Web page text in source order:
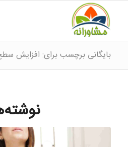
بایگانی برچسب برای: افزایش